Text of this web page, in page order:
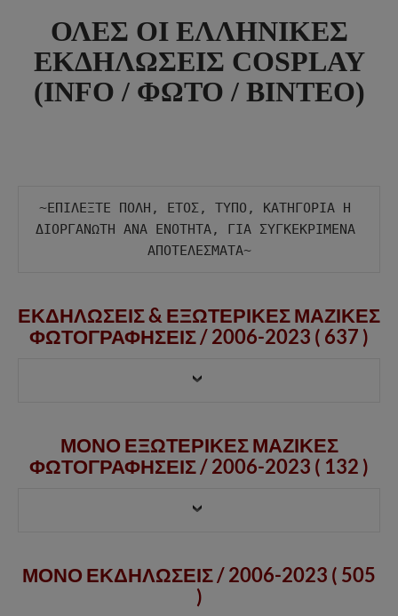
ΟΛΕΣ ΟΙ ΕΛΛΗΝΙΚΕΣ
ΕΚΔΗΛΩΣΕΙΣ COSPLAY
(INFO / ΦΩΤΟ / ΒΙΝΤΕΟ)
~ΕΠΙΛΕΞΤΕ ΠΟΛΗ, ΕΤΟΣ, ΤΥΠΟ, ΚΑΤΗΓΟΡΙΑ Η
ΔΙΟΡΓΑΝΩΤΗ ΑΝΑ ΕΝΟΤΗΤΑ, ΓΙΑ ΣΥΓΚΕΚΡΙΜΕΝΑ
ΑΠΟΤΕΛΕΣΜΑΤΑ~
ΕΚΔΗΛΩΣΕΙΣ & ΕΞΩΤΕΡΙΚΕΣ ΜΑΖΙΚΕΣ
ΦΩΤΟΓΡΑΦΗΣΕΙΣ /2006-2023 ( 637 )
ΜΟΝΟ ΕΞΩΤΕΡΙΚΕΣ ΜΑΖΙΚΕΣ
ΦΩΤΟΓΡΑΦΗΣΕΙΣ /2006-2023 ( 132 )
ΜΟΝΟ ΕΚΔΗΛΩΣΕΙΣ / 2006-2023 ( 505
)